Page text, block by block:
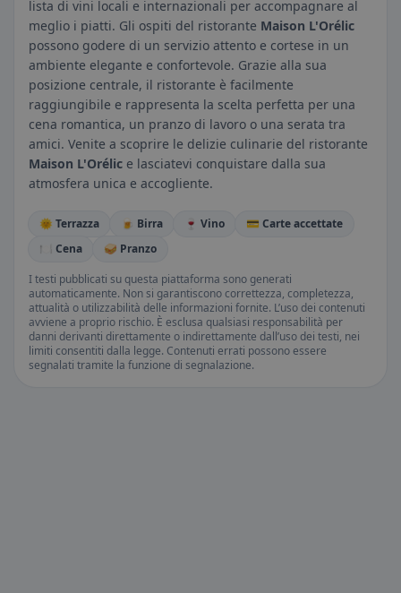
lista di vini locali e internazionali per accompagnare al
meglio i piatti. Gli ospiti del ristorante Maison L'Orélic
possono godere di un servizio attento e cortese in un
ambiente elegante e confortevole. Grazie alla sua
posizione centrale, il ristorante è facilmente
raggiungibile e rappresenta la scelta perfetta per una
cena romantica, un pranzo di lavoro o una serata tra
amici. Venite a scoprire le delizie culinarie del ristorante
Maison L'Orélic e lasciatevi conquistare dalla sua
atmosfera unica e accogliente.
🌞 Terrazza 🍺 Birra 🍷 Vino
💳 Carte accettate
🍽️ Cena
🥪 Pranzo
I testi pubblicati su questa piattaforma sono generati
automaticamente. Non si garantiscono correttezza, completezza,
attualità o utilizzabilità delle informazioni fornite. L’uso dei contenuti
avviene a proprio rischio. È esclusa qualsiasi responsabilità per
danni derivanti direttamente o indirettamente dall’uso dei testi, nei
limiti consentiti dalla legge. Contenuti errati possono essere
segnalati tramite la funzione di segnalazione.